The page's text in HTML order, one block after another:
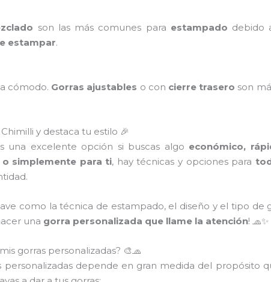
son las más comunes para estampado debido
estampar.
cómodo. Gorras ajustables o con cierre trasero son
y destaca tu estilo 🎉
una excelente opción si buscas algo económico,
simplemente para ti, hay técnicas y opciones para
como la técnica de estampado, el diseño y el tipo de
una gorra personalizada que llame la atención! 🧢✨
gorras personalizadas? 🎨🧢
personalizadas depende en gran medida del propósito